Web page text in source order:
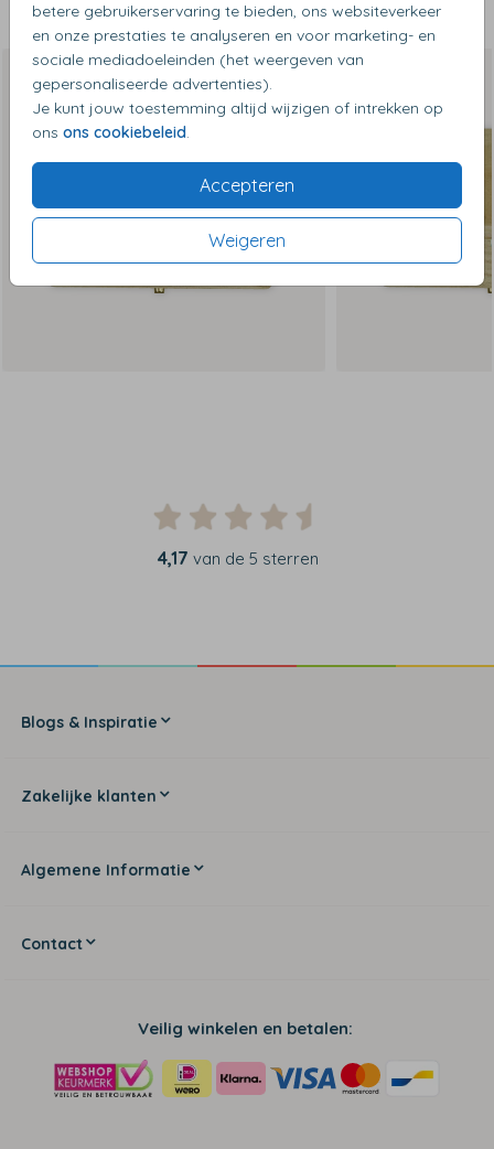
betere gebruikerservaring te bieden, ons websiteverkeer
en onze prestaties te analyseren en voor marketing- en
sociale mediadoeleinden (het weergeven van
gepersonaliseerde advertenties).
Je kunt jouw toestemming altijd wijzigen of intrekken op
ons ons cookiebeleid.
Accepteren
Weigeren
Dit vind je misschien ook leuk
4,17 van de 5 sterren
Blogs & Inspiratie
Zakelijke klanten
Algemene Informatie
Contact
Veilig winkelen en betalen: